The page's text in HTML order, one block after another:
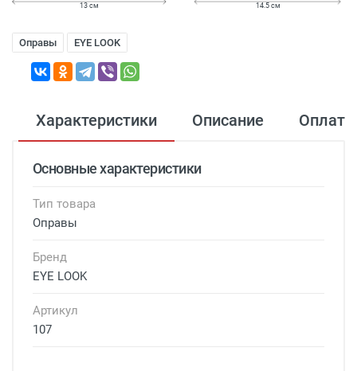
13 см 14.5 см
Оправы EYE LOOK
Характеристики Описание Оплата
Основные характеристики
Тип товара
Оправы
Бренд
EYE LOOK
Артикул
107